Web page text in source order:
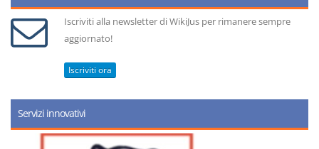
Iscriviti alla newsletter di WikiJus per rimanere sempre
aggiornato!
Iscriviti ora
Servizi innovativi